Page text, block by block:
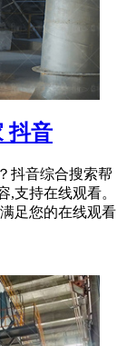
抖音
抖音综合搜索帮
,支持在线观看。
足您的在线观看